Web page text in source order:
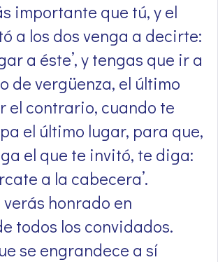
importante que tú, y el
a los dos venga a decirte:
a éste’, y tengas que ir a
de vergüenza, el último
el contrario, cuando te
el último lugar, para que,
el que te invitó, te diga:
a la cabecera’.
verás honrado en
todos los convidados.
se engrandece a sí